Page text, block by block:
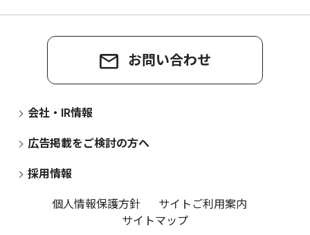
お問い合わせ
会社・IR情報
広告掲載をご検討の方へ
採用情報
個人情報保護方針
サイトご利用案内
サイトマップ